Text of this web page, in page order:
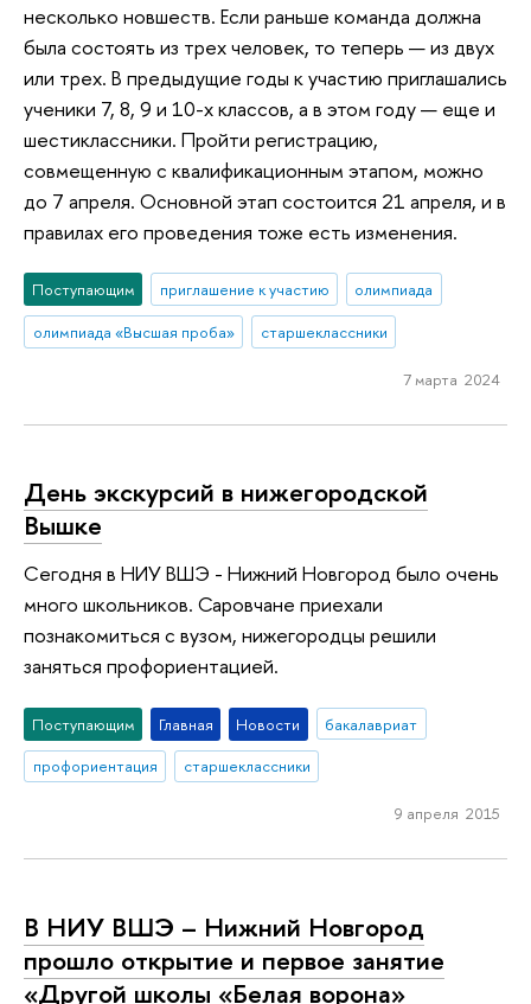
несколько новшеств. Если раньше команда должна
была состоять из трех человек, то теперь — из двух
или трех. В предыдущие годы к участию приглашались
ученики 7, 8, 9 и 10-х классов, а в этом году — еще и
шестиклассники. Пройти регистрацию,
совмещенную с квалификационным этапом, можно
до 7 апреля. Основной этап состоится 21 апреля, и в
правилах его проведения тоже есть изменения.
Поступающим приглашение к участию
олимпиада
олимпиада «Высшая проба»
старшеклассники
7 марта 2024
День экскурсий в нижегородской
Вышке
Сегодня в НИУ ВШЭ - Нижний Новгород было очень
много школьников. Саровчане приехали
познакомиться с вузом, нижегородцы решили
заняться профориентацией.
Поступающим Главная Новости
бакалавриат
профориентация
старшеклассники
9 апреля 2015
В НИУ ВШЭ – Нижний Новгород
прошло открытие и первое занятие
«Другой школы «Белая ворона»